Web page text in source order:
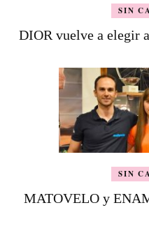
SIN
DIOR vuelve a elegir
SIN
MATOVELO y